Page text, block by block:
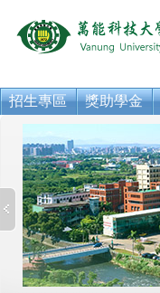
招生專區 獎助學金